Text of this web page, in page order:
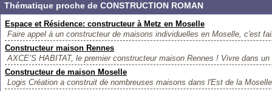
Thématique proche de CONSTRUCTION ROMAN
Espace et Résidence: constructeur à Metz en Moselle
Faire appel à un constructeur de maisons individuelles en Moselle, c'est
Constructeur maison Rennes
AXCE’S HABITAT, le premier constructeur maison Rennes ! Vivre dans
Constructeur de maison Moselle
Logis Création a construit de nombreuses maisons dans l'Est de la